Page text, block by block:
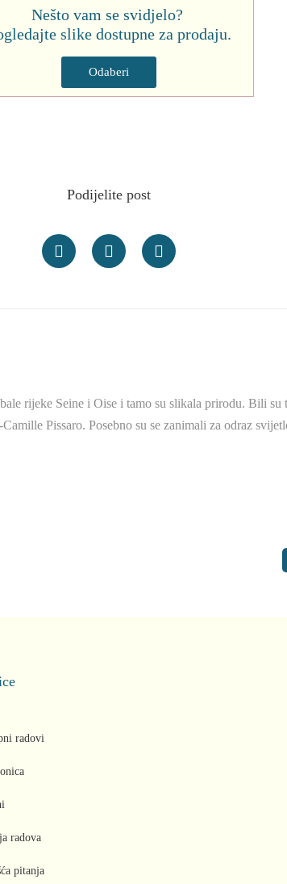
Nešto vam se svidjelo?
slike dostupne za prodaju.
Odaberi
Podijelite post
rijeke Seine i Oise i tamo su slikala prirodu. Bili su
Pissaro. Posebno su se zanimali za odraz
radovi
radova
pitanja